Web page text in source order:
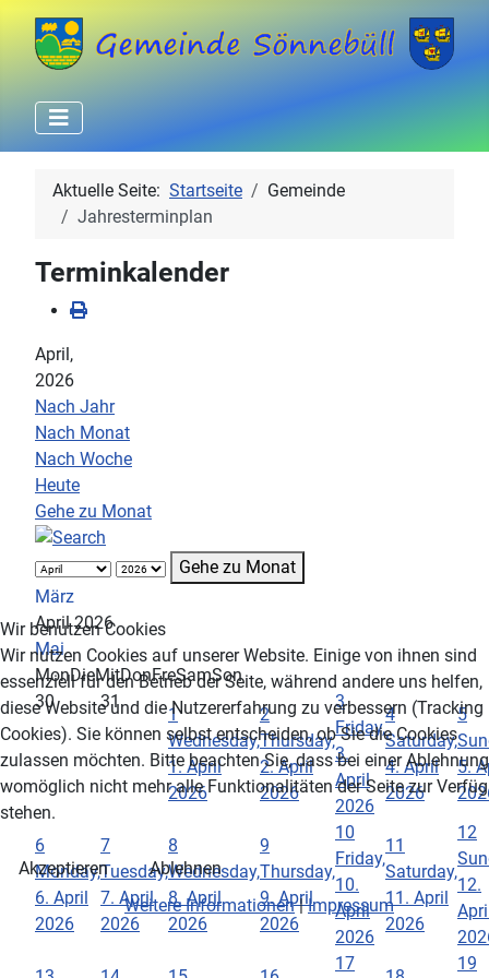
Aktuelle Seite: Startseite
Gemeinde
Jahresterminplan
Terminkalender
April,
2026
Nach Jahr
Nach Monat
Nach Woche
Heute
Gehe zu Monat
Gehe zu Monat
März
April 2026
Mai
MonDieMitDonFreSamSon
30
31
1
Wednesday,
1. April
2026
2
Thursday,
2. April
2026
3
Friday,
3.
April
2026
4
Saturday,
4. April
2026
5
5.
6
Monday,
6. April
2026
7
Tuesday,
7. April
2026
8
Wednesday,
8. April
2026
9
Thursday,
9. April
2026
10
Friday,
10.
April
2026
11
Saturday,
11. April
2026
12
12.
17
19
Wir benutzen Cookies
Wir nutzen Cookies auf unserer Website. Einige von ihnen sind
essenziell für den Betrieb der Seite, während andere uns helfen,
diese Website und die Nutzererfahrung zu verbessern (Tracking
Cookies). Sie können selbst entscheiden, ob Sie die Cookies
zulassen möchten. Bitte beachten Sie, dass bei einer Ablehnung
womöglich nicht mehr alle Funktionalitäten der Seite zur
stehen.
Akzeptieren
Ablehnen
Weitere Informationen|Impressum